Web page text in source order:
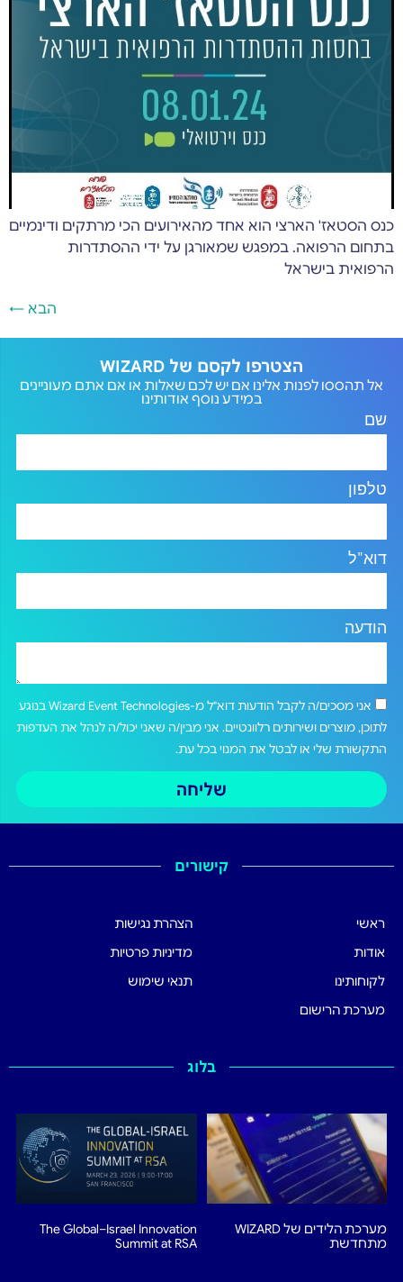
כנס הסטאז' הארצי הוא אחד מהאירועים הכי מרתקים ודינמיים
בתחום הרפואה. במפגש שמאורגן על ידי ההסתדרות
הרפואית בישראל
הבא ←
הצטרפו לקסם של WIZARD
אל תהססו לפנות אלינו אם יש לכם שאלות או אם אתם מעוניינים
במידע נוסף אודותינו
שם
טלפון
דוא"ל
הודעה
אני מסכים/ה לקבל הודעות דוא"ל מ-Wizard Event Technologies בנוגע
לתוכן, מוצרים ושירותים רלוונטיים. אני מבין/ה שאני יכול/ה לנהל את העדפות
התקשורת שלי או לבטל את המנוי בכל עת.
שליחה
קישורים
ראשי
אודות
לקוחותינו
מערכת הרישום
הצהרת נגישות
מדיניות פרטיות
תנאי שימוש
בלוג
מערכת הלידים של WIZARD
מתחדשת
The Global–Israel Innovation
Summit at RSA